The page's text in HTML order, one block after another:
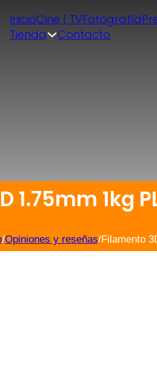
InicioCine | TVFotografía
Tienda
Contacto
1.75mm 1kg
/Opiniones y reseñas/Filamento